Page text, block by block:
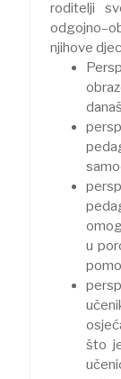
roditelji
njihove
u
što